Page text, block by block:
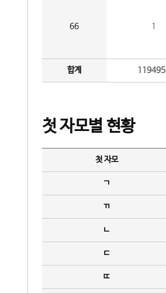
66 1
합계
첫 자모별 현황
첫 자모
ㄱ
ㄲ
ㄴ
ㄷ
ㄸ